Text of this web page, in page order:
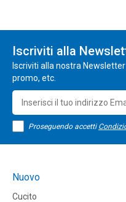
Iscriviti alla
Iscriviti alla nostra
promo, etc.
Proseguendo accetti
Nuovo
Cucito